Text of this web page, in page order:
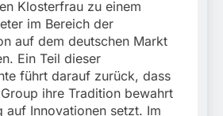
Klosterfrau zu einem
im Bereich der
auf dem deutschen Markt
Ein Teil dieser
führt darauf zurück, dass
ihre Tradition bewahrt
auf Innovationen setzt. Im